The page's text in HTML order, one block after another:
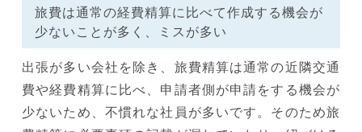
旅費は通常の経費精算に比べて作成する機会が
少ないことが多く、ミスが多い
出張が多い会社を除き、旅費精算は通常の近隣交通
費や経費精算に比べ、申請者側が申請をする機会が
少ないため、不慣れな社員が多いです。そのため旅